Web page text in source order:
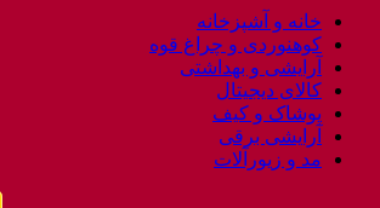
خانه و آشپزخانه
کوهنوردی و چراغ قوه
آرایشی و بهداشتی
کالای دیجیتال
پوشاک و کیف
آرایشی برقی
مد و زیورآلات